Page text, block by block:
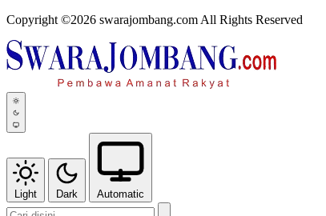
Copyright ©2026 swarajombang.com All Rights Reserved
Light Dark Automatic